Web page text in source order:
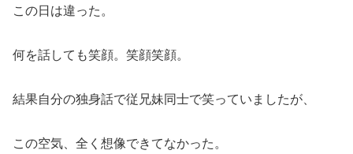
この日は違った。
何を話しても笑顔。笑顔笑顔。
結果自分の独身話で従兄妹同士で笑っていましたが、
この空気、全く想像できてなかった。